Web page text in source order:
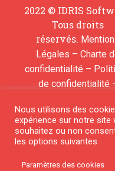
2022 © IDRIS
Tous droits
réservés.
Légales – Charte
confidentialité –
de confidentialité
ajouter une
© 2018
Nous utilisons des
expérience sur notre site
souhaitez ou non
les options suivantes.
Paramètres des cookies